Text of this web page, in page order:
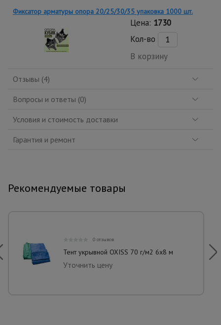
Фиксатор арматуры опора 20/25/30/35 упаковка 1000 шт.
Цена: 1730
Кол-во
В корзину
Отзывы (4)
Вопросы и ответы (0)
Условия и стоимость доставки
Гарантия и ремонт
Рекомендуемые товары
0 отзывов
Тент укрывной OXISS 70 г/м2 6х8 м
Уточнить цену